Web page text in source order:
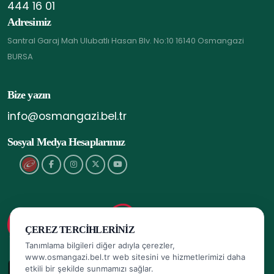
444 16 01
Adresimiz
Santral Garaj Mah Ulubatlı Hasan Blv. No:10 16140 Osmangazi
BURSA
Bize yazın
info@osmangazi.bel.tr
Sosyal Medya Hesaplarımız
ÇEREZ TERCIHLERINIZ
Tanımlama bilgileri diğer adıyla çerezler,
www.osmangazi.bel.tr web sitesini ve hizmetlerimizi daha
etkili bir şekilde sunmamızı sağlar.